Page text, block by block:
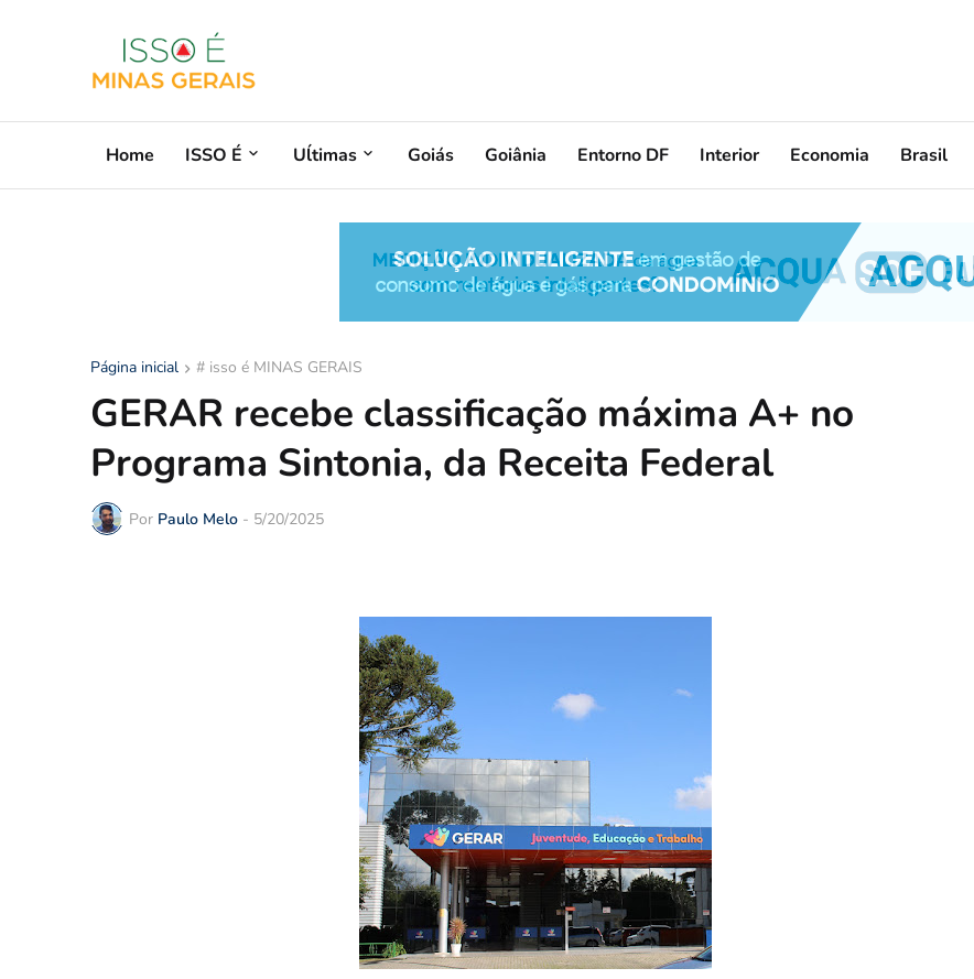
Home ISSO É Uĺtimas Goiás Goiânia Entorno DF Interior Economia Brasil
Página inicial # isso é MINAS GERAIS
GERAR recebe classificação máxima A+ no
Programa Sintonia, da Receita Federal
Por Paulo Melo - 5/20/2025